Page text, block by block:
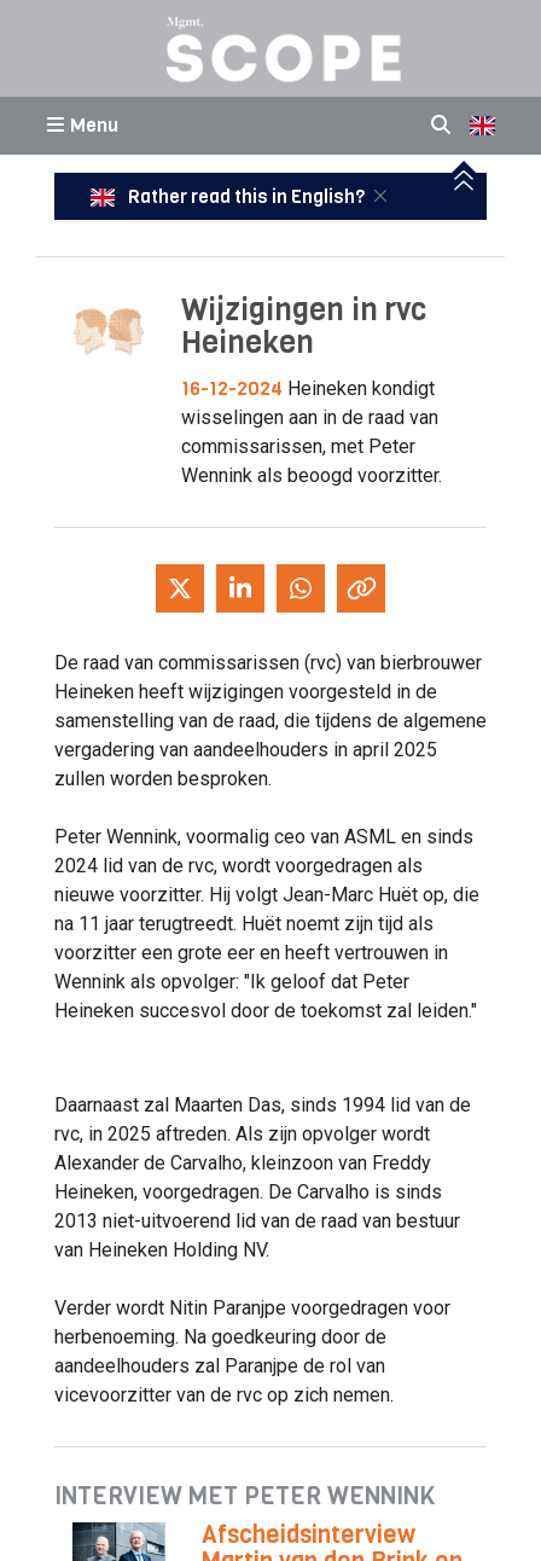
Menu
Rather read this in English?
Wijzigingen in rvc
Heineken
16-12-2024 Heineken kondigt
wisselingen aan in de raad van
commissarissen, met Peter
Wennink als beoogd voorzitter.
De raad van commissarissen (rvc) van bierbrouwer
Heineken heeft wijzigingen voorgesteld in de
samenstelling van de raad, die tijdens de algemene
vergadering van aandeelhouders in april 2025
zullen worden besproken.
Peter Wennink, voormalig ceo van ASML en sinds
2024 lid van de rvc, wordt voorgedragen als
nieuwe voorzitter. Hij volgt Jean-Marc Huët op, die
na 11 jaar terugtreedt. Huët noemt zijn tijd als
voorzitter een grote eer en heeft vertrouwen in
Wennink als opvolger: "Ik geloof dat Peter
Heineken succesvol door de toekomst zal leiden."
Daarnaast zal Maarten Das, sinds 1994 lid van de
rvc, in 2025 aftreden. Als zijn opvolger wordt
Alexander de Carvalho, kleinzoon van Freddy
Heineken, voorgedragen. De Carvalho is sinds
2013 niet-uitvoerend lid van de raad van bestuur
van Heineken Holding NV.
Verder wordt Nitin Paranjpe voorgedragen voor
herbenoeming. Na goedkeuring door de
aandeelhouders zal Paranjpe de rol van
vicevoorzitter van de rvc op zich nemen.
INTERVIEW MET PETER WENNINK
Afscheidsinterview